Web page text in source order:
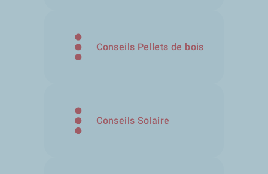
Conseils Pellets de bois
Conseils Solaire